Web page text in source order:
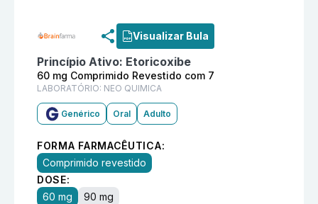
Visualizar Bula
Princípio Ativo: Etoricoxibe
60 mg Comprimido Revestido com 7
LABORATÓRIO: NEO QUIMICA
Genérico Oral Adulto
FORMA FARMACÊUTICA:
Comprimido revestido
DOSE:
60 mg
90 mg